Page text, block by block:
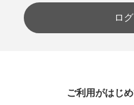
ロ
ご利用がはじ